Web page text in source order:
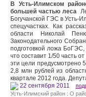
В Усть-Илимском
большей частью леса
Богучанской ГЭС в Усть-
спецучастках. Как
области Николай
Законодательного
подготовкой ложа БоГЭС,
что составит 1/50 часть
эти цели предусмотрено
2,8 млн рублей из
квартале 2012 года.
22 сентября 2011
Усть-Илимский район : О